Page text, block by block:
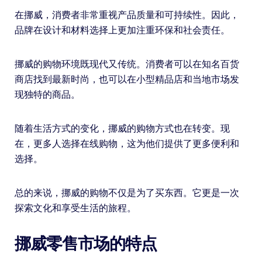
在挪威，消费者非常重视产品质量和可持续性。因此，
品牌在设计和材料选择上更加注重环保和社会责任。
挪威的购物环境既现代又传统。消费者可以在知名百货
商店找到最新时尚，也可以在小型精品店和当地市场发
现独特的商品。
随着生活方式的变化，挪威的购物方式也在转变。现
在，更多人选择在线购物，这为他们提供了更多便利和
选择。
总的来说，挪威的购物不仅是为了买东西。它更是一次
探索文化和享受生活的旅程。
挪威零售市场的特点